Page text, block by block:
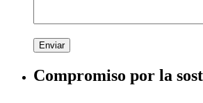
Enviar
Compromiso por la